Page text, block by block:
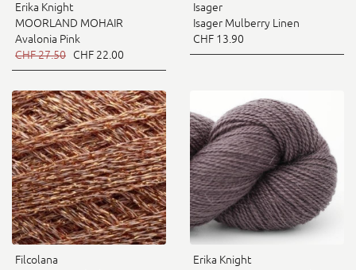
Erika Knight
MOORLAND MOHAIR
Avalonia Pink
CHF 27.50 CHF 22.00
Isager
Isager Mulberry Linen
CHF 13.90
Filcolana
Erika Knight